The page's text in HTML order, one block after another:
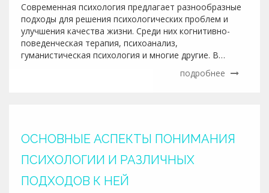
Современная психология предлагает разнообразные
подходы для решения психологических проблем и
улучшения качества жизни. Среди них когнитивно-
поведенческая терапия, психоанализ,
гуманистическая психология и многие другие. В
особенности, приводятся советы по выбору подхода,
подробнее
ОСНОВНЫЕ АСПЕКТЫ ПОНИМАНИЯ
ПСИХОЛОГИИ И РАЗЛИЧНЫХ
ПОДХОДОВ К НЕЙ